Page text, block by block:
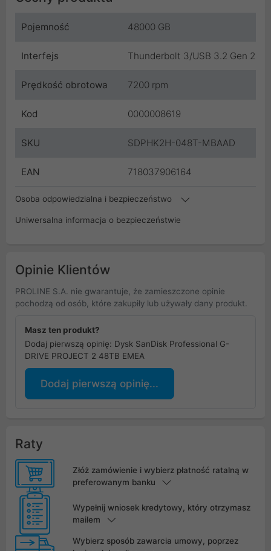
Pojemność 48000 GB
Interfejs Thunderbolt 3/USB 3.2 Gen 2
Prędkość obrotowa 7200 rpm
Kod 0000008619
SKU SDPHK2H-048T-MBAAD
EAN 718037906164
Osoba odpowiedzialna i bezpieczeństwo
Uniwersalna informacja o bezpieczeństwie
Opinie Klientów
PROLINE S.A. nie gwarantuje, że zamieszczone opinie
pochodzą od osób, które zakupiły lub używały dany produkt.
Masz ten produkt?
Dodaj pierwszą opinię: Dysk SanDisk Professional G-
DRIVE PROJECT 2 48TB EMEA
Dodaj pierwszą opinię...
Raty
Złóż zamówienie i wybierz płatność ratalną w
preferowanym banku
Wypełnij wniosek kredytowy, który otrzymasz
mailem
Wybierz sposób zawarcia umowy, poprzez